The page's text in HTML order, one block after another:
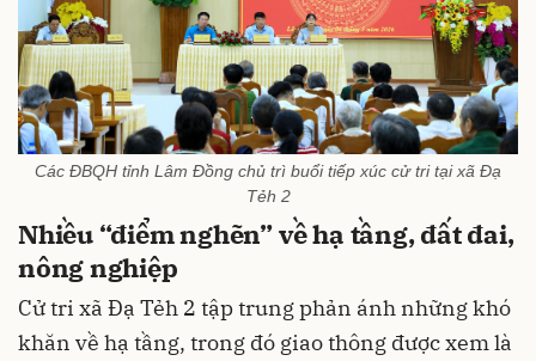
Các ĐBQH tỉnh Lâm Đồng chủ trì buổi tiếp xúc cử tri tại xã Đạ
Tẻh 2
Nhiều “điểm nghẽn” về hạ tầng, đất đai,
nông nghiệp
Cử tri xã Đạ Tẻh 2 tập trung phản ánh những khó
khăn về hạ tầng, trong đó giao thông được xem là